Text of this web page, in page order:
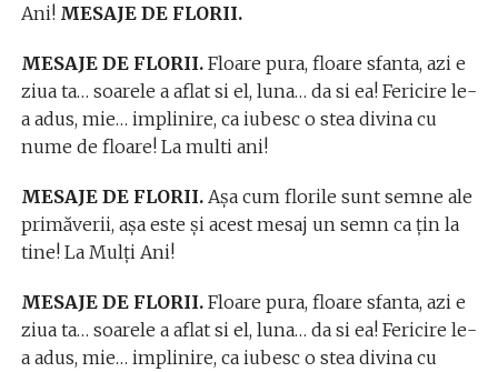
Ani! MESAJE DE FLORII.
MESAJE DE FLORII.Floare pura, floare sfanta, azi e
ziua ta… soarele a aflat si el, luna… da si ea! Fericire le-
a adus, mie… implinire, ca iubesc o stea divina cu
nume de floare! La multi ani!
MESAJE DE FLORII.Aşa cum florile sunt semne ale
primăverii, aşa este şi acest mesaj un semn ca ţin la
tine! La Mulţi Ani!
MESAJE DE FLORII.Floare pura, floare sfanta, azi e
ziua ta… soarele a aflat si el, luna… da si ea! Fericire le-
a adus, mie… implinire, ca iubesc o stea divina cu